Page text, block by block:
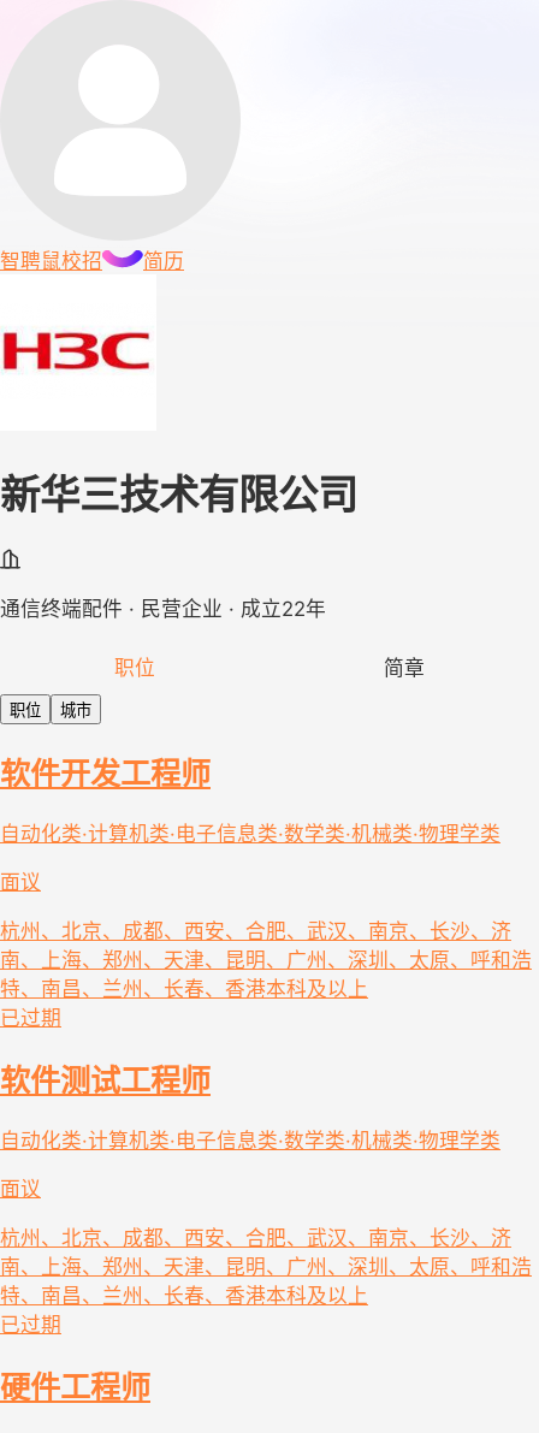
智聘鼠校招 简历
新华三技术有限公司
通信终端配件 · 民营企业 · 成立22年
职位 简章
职位 城市
软件开发工程师
自动化类·计算机类·电子信息类·数学类·机械类·物理学类
面议
杭州、北京、成都、西安、合肥、武汉、南京、长沙、济
南、上海、郑州、天津、昆明、广州、深圳、太原、呼和浩
特、南昌、兰州、长春、香港本科及以上
已过期
软件测试工程师
自动化类·计算机类·电子信息类·数学类·机械类·物理学类
面议
杭州、北京、成都、西安、合肥、武汉、南京、长沙、济
南、上海、郑州、天津、昆明、广州、深圳、太原、呼和浩
特、南昌、兰州、长春、香港本科及以上
已过期
硬件工程师